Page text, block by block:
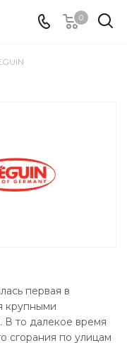
0
первая в
крупными
В то далекое время
сгорания по улицам